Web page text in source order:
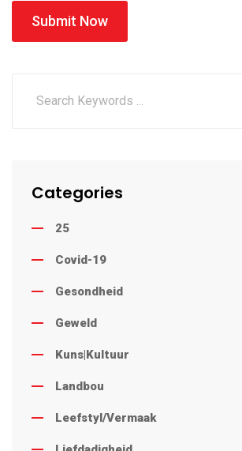
Submit Now
Categories
25
Covid-19
Gesondheid
Geweld
Kuns|Kultuur
Landbou
Leefstyl/Vermaak